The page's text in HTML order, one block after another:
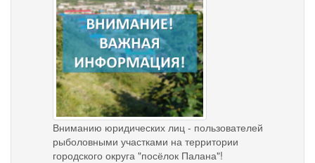
заявлений
на
проведение
заблаговременной
работы
от
жителей
региона
Вниманию юридических лиц - пользователей
рыболовными участками на территории
городского округа "посёлок Палана"!